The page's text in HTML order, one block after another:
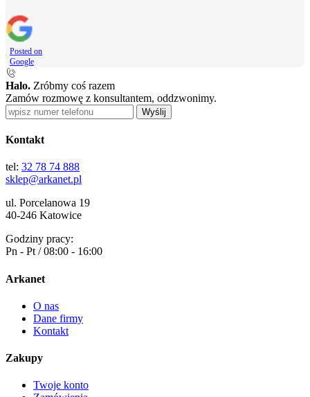
Posted on
Google
Halo. Zróbmy coś razem
Zamów rozmowę z konsultantem, oddzwonimy.
Wyślij
Kontakt
tel: 32 78 74 888
sklep@arkanet.pl
ul. Porcelanowa 19
40-246 Katowice
Godziny pracy:
Pn - Pt / 08:00 - 16:00
Arkanet
O nas
Dane firmy
Kontakt
Zakupy
Twoje konto